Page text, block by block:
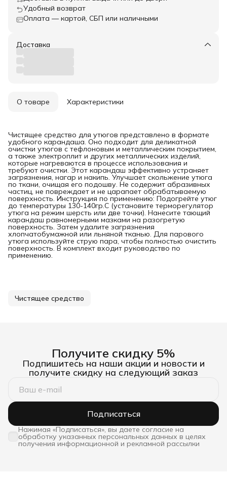
Удобный возврат
Оплата — картой, СБП или наличными
Доставка
О товаре Характеристики
Чистящее средство для утюгов представлено в формате
удобного карандаша. Оно подходит для деликатной
очистки утюгов с тефлоновым и металлическим покрытием,
а также электроплит и других металлических изделий,
которые нагреваются в процессе использования и
требуют очистки. Этот карандаш эффективно устраняет
загрязнения, нагар и накипь. Улучшает скольжение утюга
по ткани, очищая его подошву. Не содержит абразивных
частиц, не повреждает и не царапает обрабатываемую
поверхность. Инструкция по применению: Подогрейте утюг
до температуры 130-140гр.C (установите терморегулятор
утюга на режим шерсть или две точки). Нанесите тающий
карандаш равномерными мазками на разогретую
поверхность. Затем удалите загрязнения
хлопчатобумажной или льняной тканью. Для парового
утюга используйте струю пара, чтобы полностью очистить
поверхность. В комплект входит руководство по
применению.
Чистящее средство
Получите скидку 5%
Подпишитесь на наши акции и новости и
получите скидку на следующий заказ
Подписаться
Нажимая «Подписаться», вы даете согласие на
обработку указанных персональных данных в целях
получения информационной и рекламной рассылки